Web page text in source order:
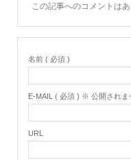
この記事へのコメントはあ
名前 ( 必須 )
E-MAIL ( 必須 ) ※ 公開されま
URL